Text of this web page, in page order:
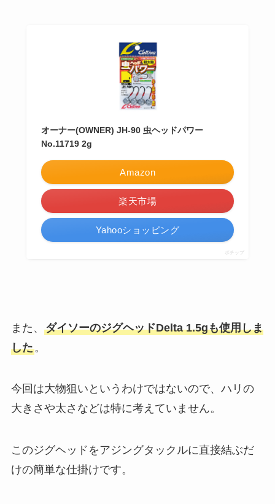
オーナー(OWNER) JH-90 虫ヘッドパワー
No.11719 2g
Amazon
楽天市場
Yahooショッピング
ポチップ
また、 ダイソーのジグヘッドDelta 1.5gも使用しま
した。
今回は大物狙いというわけではないので、ハリの
大きさや太さなどは特に考えていません。
このジグヘッドをアジングタックルに直接結ぶだ
けの簡単な仕掛けです。